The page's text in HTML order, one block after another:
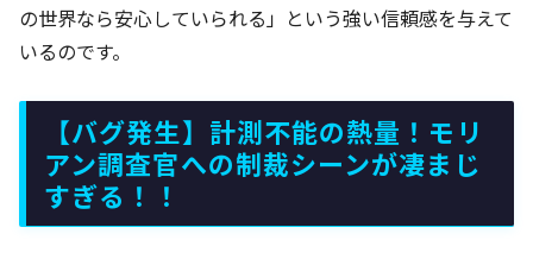
の世界なら安心していられる」という強い信頼感を与えて
いるのです。
【バグ発生】計測不能の熱量！モリ
アン調査官への制裁シーンが凄まじ
すぎる！！